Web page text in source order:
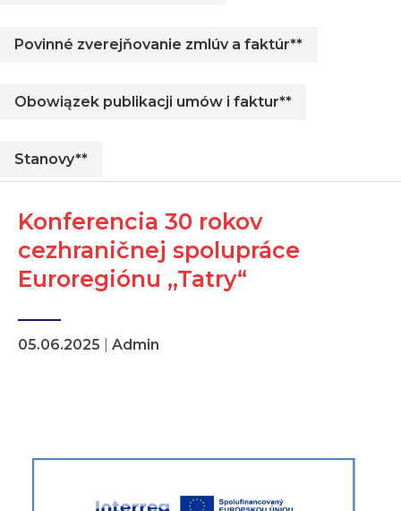
Povinné zverejňovanie zmlúv a faktúr**
Obowiązek publikacji umów i faktur**
Stanovy**
Konferencia 30 rokov
cezhraničnej spolupráce
Euroregiónu ,,Tatry“
05.06.2025 Admin